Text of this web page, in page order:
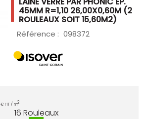
45MM R=1,10 26,00X0,60M (2
ROULEAUX SOIT 15,60M2)
Référence : 098372
€ HT / m2
16 Rouleaux